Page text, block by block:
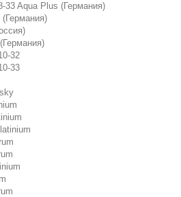
33 Aqua Plus (Германия)
32
33